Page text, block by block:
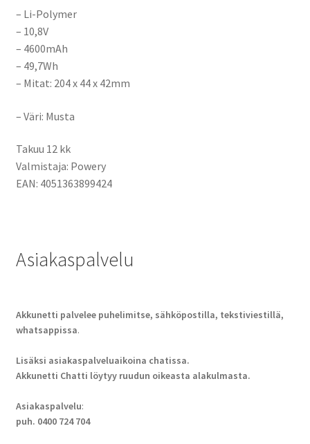
– Li-Polymer
– 10,8V
– 4600mAh
– 49,7Wh
– Mitat: 204 x 44 x 42mm
– Väri: Musta
Takuu 12 kk
Valmistaja: Powery
EAN: 4051363899424
Asiakaspalvelu
Akkunetti palvelee puhelimitse, sähköpostilla, tekstiviestillä,
whatsappissa.
Lisäksi asiakaspalveluaikoina chatissa.
Akkunetti Chatti löytyy ruudun oikeasta alakulmasta.
Asiakaspalvelu:
puh. 0400 724 704